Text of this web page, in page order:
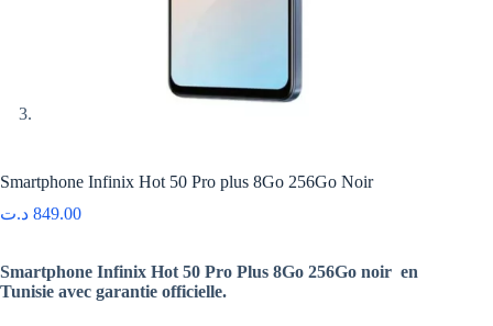
Smartphone Infinix Hot 50 Pro plus 8Go 256Go Noir
849.00 د.ت
Smartphone Infinix Hot 50 Pro Plus 8Go 256Go noir en
Tunisie avec garantie officielle.